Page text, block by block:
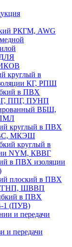
РКГМ, AWG
круглый в
КГ, РПШ
в ПВХ
ППГ, ПУНП
ВБШ,
круглый в ПВХ
МКЭШ
круглый в
NYM, КВВГ
в ПВХ изоляции
плоский в ПВХ
ШВВП
в ПВХ
1 (ПУВ)
и передачи
и передачи